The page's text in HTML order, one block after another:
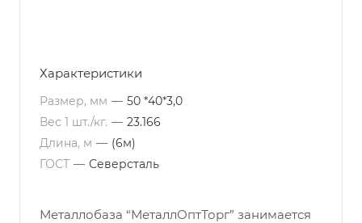
Характеристики
Размер, мм — 50 *40*3,0
Вес 1 шт./кг. — 23.166
Длина, м — (6м)
ГОСТ — Северсталь
Металлобаза “МеталлОптТорг” занимается